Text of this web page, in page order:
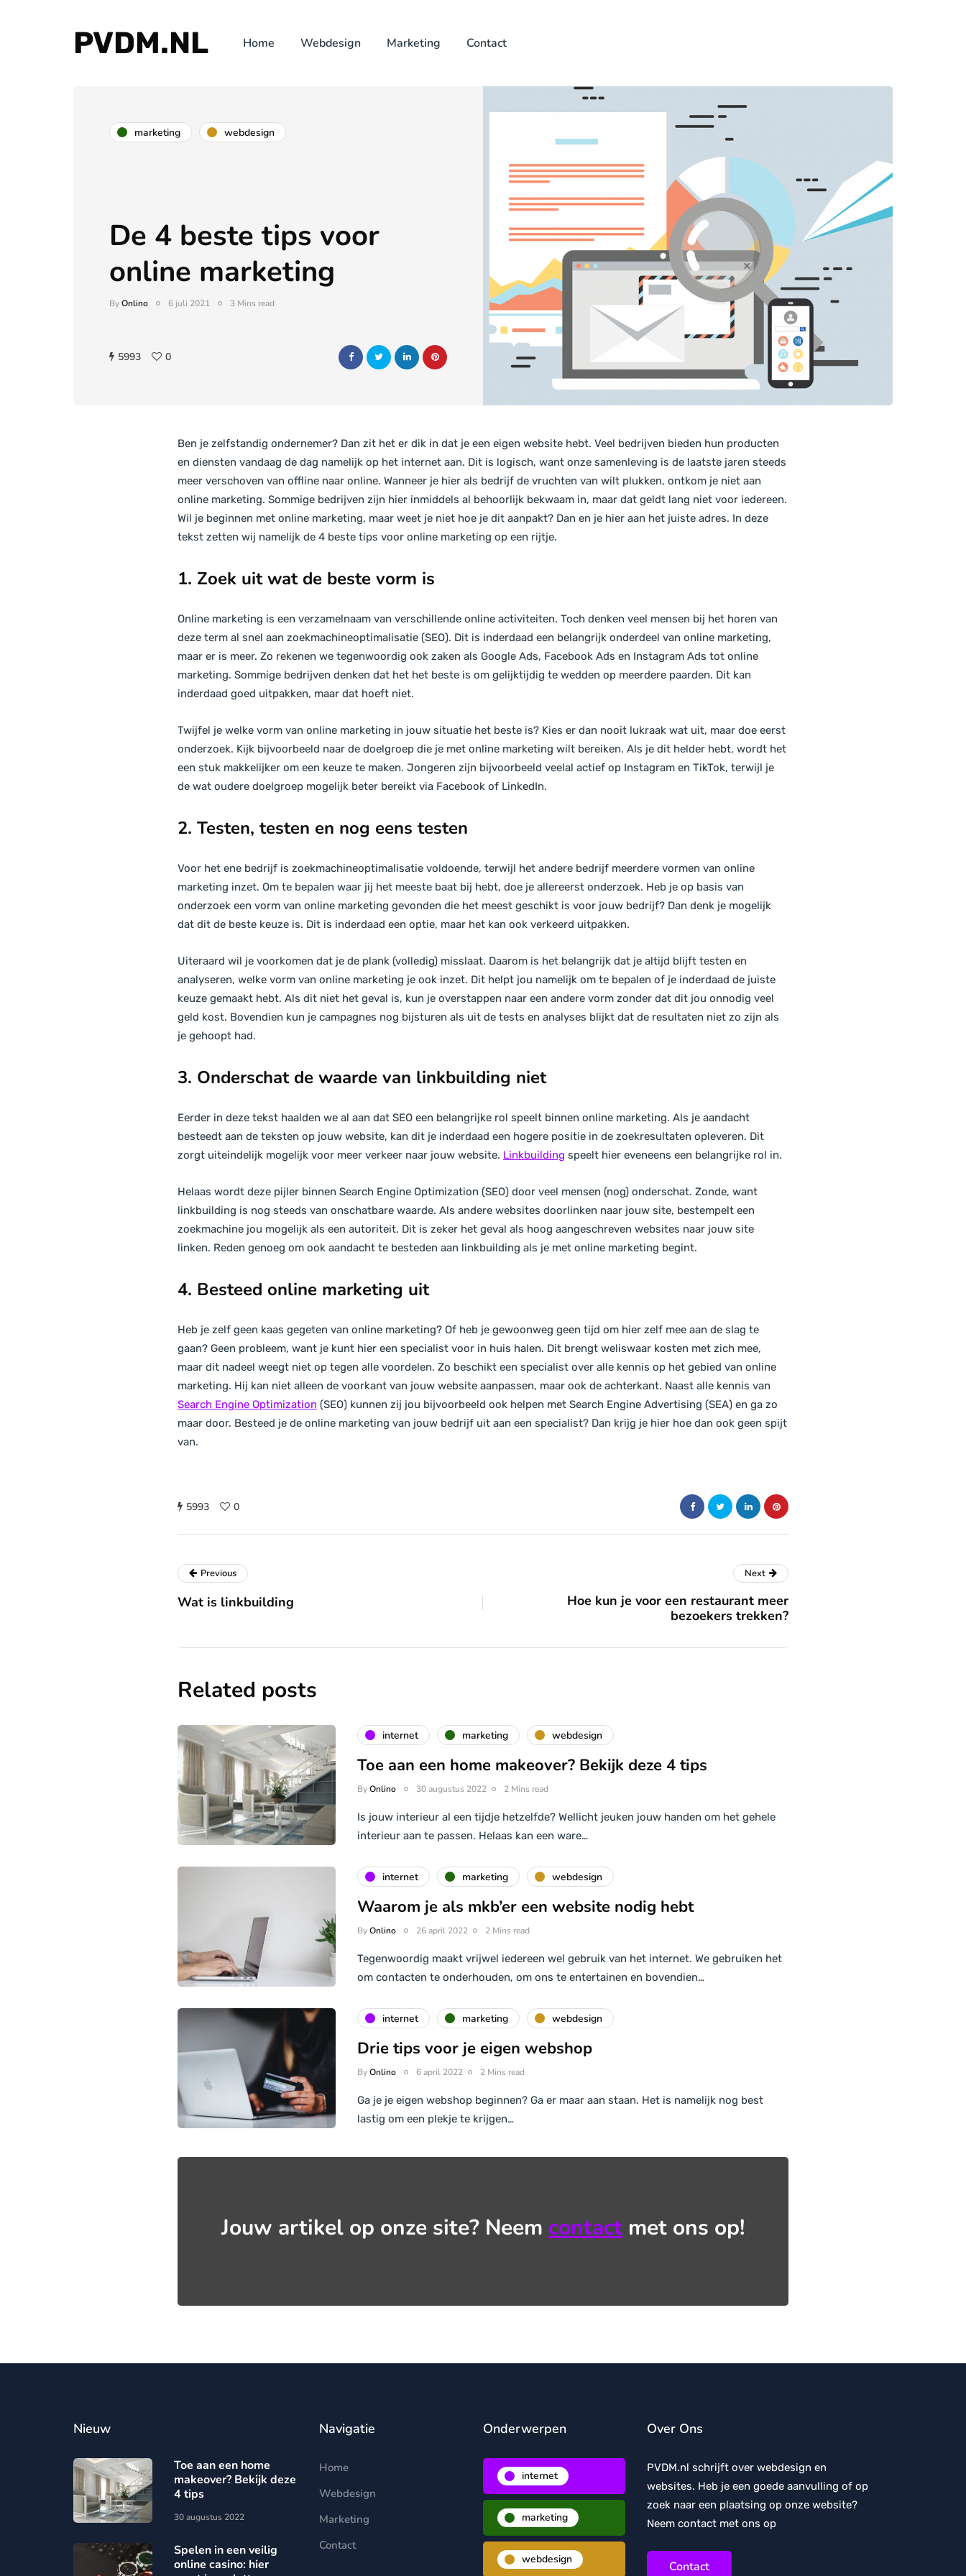
PVDM.NL Home Webdesign Marketing Contact
marketing webdesign
De 4 beste tips voor
online marketing
ByOnlino 6 juli 2021 3 Mins read
5993 0
Ben je zelfstandig ondernemer? Dan zit het er dik in dat je een eigen website hebt. Veel bedrijven bieden hun producten
en diensten vandaag de dag namelijk op het internet aan. Dit is logisch, want onze samenleving is de laatste jaren steeds
meer verschoven van offline naar online. Wanneer je hier als bedrijf de vruchten van wilt plukken, ontkom je niet aan
online marketing. Sommige bedrijven zijn hier inmiddels al behoorlijk bekwaam in, maar dat geldt lang niet voor iedereen.
Wil je beginnen met online marketing, maar weet je niet hoe je dit aanpakt? Dan en je hier aan het juiste adres. In deze
tekst zetten wij namelijk de 4 beste tips voor online marketing op een rijtje.
1. Zoek uit wat de beste vorm is
Online marketing is een verzamelnaam van verschillende online activiteiten. Toch denken veel mensen bij het horen van
deze term al snel aan zoekmachineoptimalisatie (SEO). Dit is inderdaad een belangrijk onderdeel van online marketing,
maar er is meer. Zo rekenen we tegenwoordig ook zaken als Google Ads, Facebook Ads en Instagram Ads tot online
marketing. Sommige bedrijven denken dat het het beste is om gelijktijdig te wedden op meerdere paarden. Dit kan
inderdaad goed uitpakken, maar dat hoeft niet.
Twijfel je welke vorm van online marketing in jouw situatie het beste is? Kies er dan nooit lukraak wat uit, maar doe eerst
onderzoek. Kijk bijvoorbeeld naar de doelgroep die je met online marketing wilt bereiken. Als je dit helder hebt, wordt het
een stuk makkelijker om een keuze te maken. Jongeren zijn bijvoorbeeld veelal actief op Instagram en TikTok, terwijl je
de wat oudere doelgroep mogelijk beter bereikt via Facebook of LinkedIn.
2. Testen, testen en nog eens testen
Voor het ene bedrijf is zoekmachineoptimalisatie voldoende, terwijl het andere bedrijf meerdere vormen van online
marketing inzet. Om te bepalen waar jij het meeste baat bij hebt, doe je allereerst onderzoek. Heb je op basis van
onderzoek een vorm van online marketing gevonden die het meest geschikt is voor jouw bedrijf? Dan denk je mogelijk
dat dit de beste keuze is. Dit is inderdaad een optie, maar het kan ook verkeerd uitpakken.
Uiteraard wil je voorkomen dat je de plank (volledig) misslaat. Daarom is het belangrijk dat je altijd blijft testen en
analyseren, welke vorm van online marketing je ook inzet. Dit helpt jou namelijk om te bepalen of je inderdaad de juiste
keuze gemaakt hebt. Als dit niet het geval is, kun je overstappen naar een andere vorm zonder dat dit jou onnodig veel
geld kost. Bovendien kun je campagnes nog bijsturen als uit de tests en analyses blijkt dat de resultaten niet zo zijn als
je gehoopt had.
3. Onderschat de waarde van linkbuilding niet
Eerder in deze tekst haalden we al aan dat SEO een belangrijke rol speelt binnen online marketing. Als je aandacht
besteedt aan de teksten op jouw website, kan dit je inderdaad een hogere positie in de zoekresultaten opleveren. Dit
zorgt uiteindelijk mogelijk voor meer verkeer naar jouw website. Linkbuilding speelt hier eveneens een belangrijke rol in.
Helaas wordt deze pijler binnen Search Engine Optimization (SEO) door veel mensen (nog) onderschat. Zonde, want
linkbuilding is nog steeds van onschatbare waarde. Als andere websites doorlinken naar jouw site, bestempelt een
zoekmachine jou mogelijk als een autoriteit. Dit is zeker het geval als hoog aangeschreven websites naar jouw site
linken. Reden genoeg om ook aandacht te besteden aan linkbuilding als je met online marketing begint.
4. Besteed online marketing uit
Heb je zelf geen kaas gegeten van online marketing? Of heb je gewoonweg geen tijd om hier zelf mee aan de slag te
gaan? Geen probleem, want je kunt hier een specialist voor in huis halen. Dit brengt weliswaar kosten met zich mee,
maar dit nadeel weegt niet op tegen alle voordelen. Zo beschikt een specialist over alle kennis op het gebied van online
marketing. Hij kan niet alleen de voorkant van jouw website aanpassen, maar ook de achterkant. Naast alle kennis van
Search Engine Optimization (SEO) kunnen zij jou bijvoorbeeld ook helpen met Search Engine Advertising (SEA) en ga zo
maar door. Besteed je de online marketing van jouw bedrijf uit aan een specialist? Dan krijg je hier hoe dan ook geen spijt
van.
5993 0
Previous
Wat is linkbuilding
Next
Hoe kun je voor een restaurant meer
bezoekers trekken?
Related posts
internet marketing webdesign
Toe aan een home makeover? Bekijk deze 4 tips
ByOnlino 30 augustus 2022 2 Mins read
Is jouw interieur al een tijdje hetzelfde? Wellicht jeuken jouw handen om het gehele
interieur aan te passen. Helaas kan een ware…
internet marketing webdesign
Waarom je als mkb’er een website nodig hebt
ByOnlino 26 april 2022 2 Mins read
Tegenwoordig maakt vrijwel iedereen wel gebruik van het internet. We gebruiken het
om contacten te onderhouden, om ons te entertainen en bovendien…
internet marketing webdesign
Drie tips voor je eigen webshop
ByOnlino 6 april 2022 2 Mins read
Ga je je eigen webshop beginnen? Ga er maar aan staan. Het is namelijk nog best
lastig om een plekje te krijgen…
Jouw artikel op onze site? Neem contact met ons op!
Nieuw
Toe aan een home
makeover? Bekijk deze
4 tips
30 augustus 2022
Spelen in een veilig
online casino: hier
Navigatie
Home
Webdesign
Marketing
Contact
Onderwerpen
internet
marketing
webdesign
Over Ons
PVDM.nl schrijft over webdesign en
websites. Heb je een goede aanvulling of op
zoek naar een plaatsing op onze website?
Neem contact met ons op
Contact